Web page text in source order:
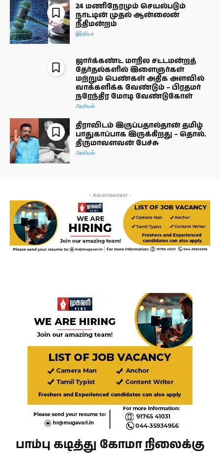
24 மணிநேரமும் செயல்படும்
நாட்டின் முதல் ஆன்லைன்
நீதிமன்றம்
இந்தியா
ஜார்க்கண்ட் மாநில சட்டமன்றத்
தேர்தல்களில் இளைஞர்கள்
மற்றும் பெண்கள் அதிக அளவில்
வாக்களிக்க வேண்டும் – பிரதமர்
நரேந்திர மோடி வேண்டுகோள்
அரசியல்
திராவிடம் இருப்பதால்தான் தமிழ்
பாதுகாப்பாக இருக்கிறது – தொல்.
திருமாவளவன் பேச்சு
அரசியல்
- Advertisement -